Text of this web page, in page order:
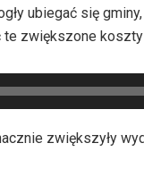
ubiegać się
zwiększone
zwiększyły